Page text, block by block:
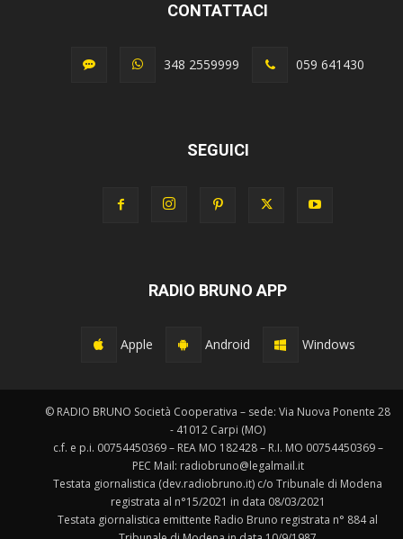
CONTATTACI
348 2559999 059 641430
SEGUICI
RADIO BRUNO APP
Apple Android Windows
© RADIO BRUNO Società Cooperativa – sede: Via Nuova Ponente 28
- 41012 Carpi (MO)
c.f. e p.i. 00754450369 – REA MO 182428 – R.I. MO 00754450369 –
PEC Mail: radiobruno@legalmail.it
Testata giornalistica (dev.radiobruno.it) c/o Tribunale di Modena
registrata al n°15/2021 in data 08/03/2021
Testata giornalistica emittente Radio Bruno registrata n° 884 al